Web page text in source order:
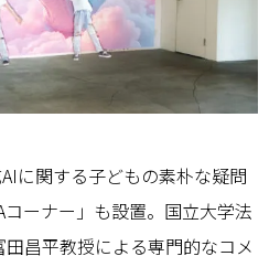
に関する子どもの素朴な疑問
ーナー」も設置。国立大学法
昌平教授による専門的なコメ